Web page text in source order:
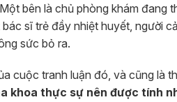
bên là chủ phòng khám đang
bác sĩ trẻ đầy nhiệt huyết, người
sức bỏ ra.
cuộc tranh luận đó, và cũng là
khoa thực sự nên được tính